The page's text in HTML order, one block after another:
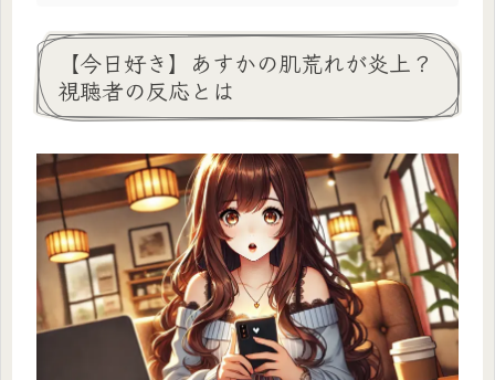
【今日好き】あすかの肌荒れが炎上？
視聴者の反応とは